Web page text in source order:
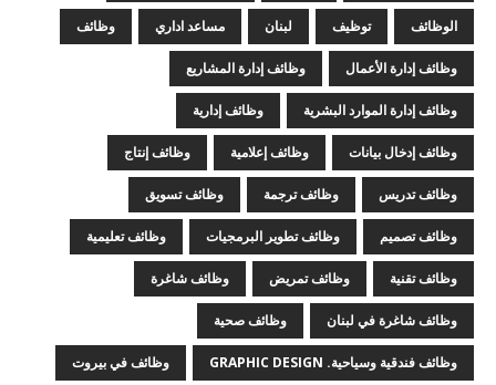
الوظائف توظيف لبنان مساعد اداري وظائف
وظائف إدارة الأعمال وظائف إدارة المشاريع
وظائف إدارة الموارد البشرية وظائف إدارية
وظائف إدخال بيانات وظائف إعلامية وظائف إنتاج
وظائف تدريس وظائف ترجمة وظائف تسويق
وظائف تصميم وظائف تطوير البرمجيات وظائف تعليمية
وظائف تقنية وظائف تمريض وظائف شاغرة
وظائف شاغرة في لبنان وظائف صحية
وظائف فندقية وسياحية. GRAPHIC DESIGN وظائف في بيروت